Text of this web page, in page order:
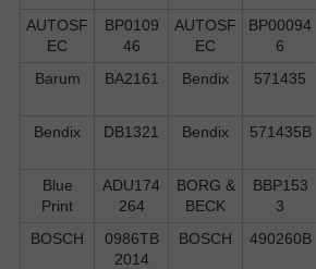
AUTOSF
EC
BP0109
46
AUTOSF
EC
BP00094
6
Barum
BA2161 Bendix 571435
Bendix
DB1321 Bendix 571435B
Blue
Print
ADU174
264
BORG &
BECK
BBP153
3
BOSCH
0986TB
2014
BOSCH 490260B